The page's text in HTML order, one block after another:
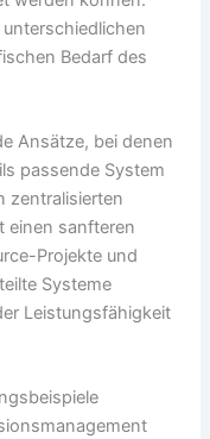
Bedarf des
Ansätze, bei denen
passende System
zentralisierten
einen sanfteren
Projekte und
Systeme
Leistungsfähigkeit